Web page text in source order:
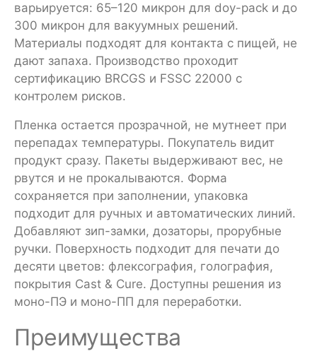
варьируется: 65–120 микрон для doy-pack и до
300 микрон для вакуумных решений.
Материалы подходят для контакта с пищей, не
дают запаха. Производство проходит
сертификацию BRCGS и FSSC 22000 с
контролем рисков.
Пленка остается прозрачной, не мутнеет при
перепадах температуры. Покупатель видит
продукт сразу. Пакеты выдерживают вес, не
рвутся и не прокалываются. Форма
сохраняется при заполнении, упаковка
подходит для ручных и автоматических линий.
Добавляют зип-замки, дозаторы, прорубные
ручки. Поверхность подходит для печати до
десяти цветов: флексография, голография,
покрытия Cast & Cure. Доступны решения из
моно-ПЭ и моно-ПП для переработки.
Преимущества